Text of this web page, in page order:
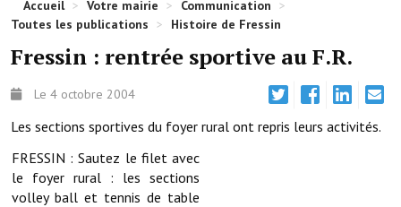
LES ESSENTIELS
Découvrez Fressin
Urbanisme
Nous contacter
Horaires de la mairie
Accueil > Votre mairie > Communication >
Toutes les publications > Histoire de Fressin
Fressin : rentrée sportive au F.R.
Le 4 octobre 2004
Les sections sportives du foyer rural ont repris leurs activités.
FRESSIN : Sautez le filet avec
le foyer rural : les sections
volley ball et tennis de table